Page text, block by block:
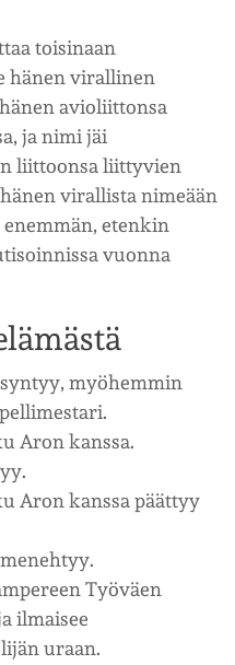
toisinaan
hänen virallinen
avioliittonsa
ja nimi jäi
liittoonsa liittyvien
virallista nimeään
etenkin
vuonna
myöhemmin
Aron kanssa.
Aron kanssa päättyy
Työväen
ilmaisee
uraan.